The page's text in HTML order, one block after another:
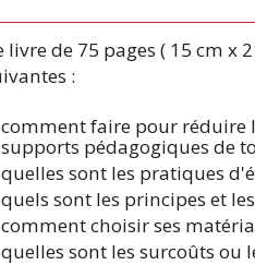
livre de 75 pages ( 15 cm
:
comment faire pour réduire
supports pédagogiques de
quelles sont les pratiques
quels sont les principes et
comment choisir ses
quelles sont les surcoûts ou